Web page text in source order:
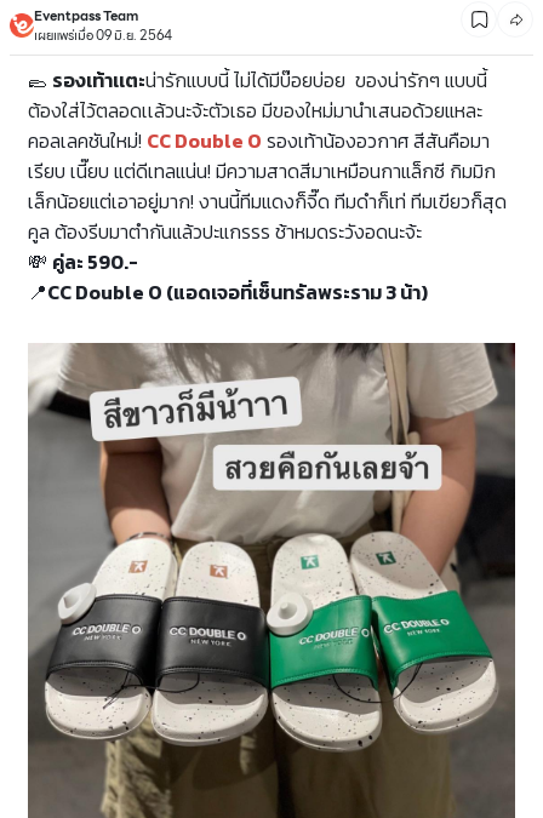
Eventpass Team
เผยแพร่เมื่อ 09 มิ.ย. 2564
🥿 รองเท้าเเตะน่ารักแบบนี้ ไม่ได้มีบ๊อยบ่อย ของน่ารักๆ แบบนี้
ต้องใส่ไว้ตลอดเเล้วนะจ้ะตัวเธอ มีของใหม่มานำเสนอด้วยแหละ
คอลเลคชันใหม่! CC Double O รองเท้าน้องอวกาศ สีสันคือมา
เรียบ เนี๊ยบ แต่ดีเทลแน่น! มีความสาดสีมาเหมือนกาแล็กซี กิมมิก
เล็กน้อยแต่เอาอยู่มาก! งานนี้ทีมแดงก็จี๊ด ทีมดำก็เท่ ทีมเขียวก็สุด
คูล ต้องรีบมาตำกันแล้วปะแกรรร ช้าหมดระวังอดนะจ้ะ
💸 คู่ละ 590.-
📍CC Double O (แอดเจอที่เซ็นทรัลพระราม 3 น้า)